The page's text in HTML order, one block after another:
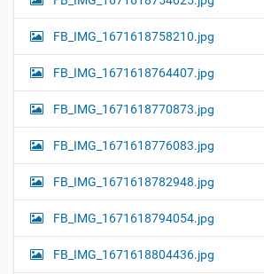
FB_IMG_1671618758210.jpg
FB_IMG_1671618764407.jpg
FB_IMG_1671618770873.jpg
FB_IMG_1671618776083.jpg
FB_IMG_1671618782948.jpg
FB_IMG_1671618794054.jpg
FB_IMG_1671618804436.jpg